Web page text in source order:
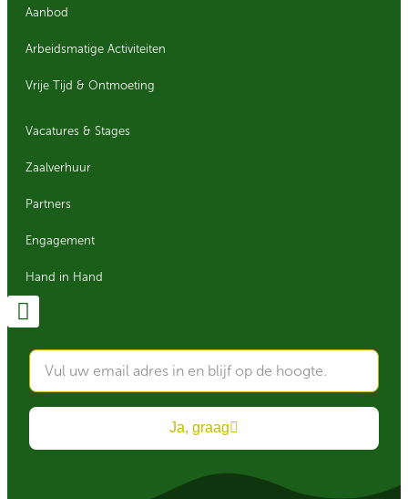
Aanbod
Arbeidsmatige Activiteiten
Vrije Tijd & Ontmoeting
Vacatures & Stages
Zaalverhuur
Partners
Engagement
Hand in Hand
Ja, graag